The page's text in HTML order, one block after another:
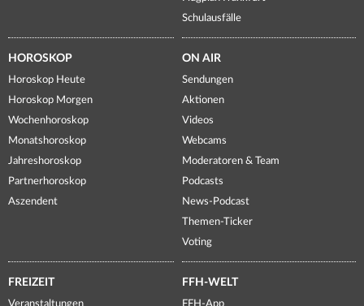
Schulausfälle
HOROSKOP
Horoskop Heute
Horoskop Morgen
Wochenhoroskop
Monatshoroskop
Jahreshoroskop
Partnerhoroskop
Aszendent
ON AIR
Sendungen
Aktionen
Videos
Webcams
Moderatoren & Team
Podcasts
News-Podcast
Themen-Ticker
Voting
FREIZEIT FFH-WELT